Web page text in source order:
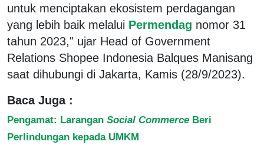
untuk menciptakan ekosistem perdagangan
yang lebih baik melalui Permendag nomor 31
tahun 2023," ujar Head of Government
Relations Shopee Indonesia Balques Manisang
saat dihubungi di Jakarta, Kamis (28/9/2023).
Baca Juga :
Pengamat: Larangan Social Commerce Beri
Perlindungan kepada UMKM